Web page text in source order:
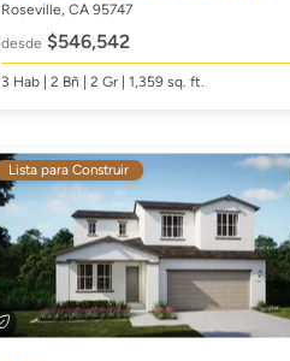
Roseville, CA 95747
desde $546,542
3 Hab| 2 Bñ | 2 Gr | 1,359 sq. ft.
Lista para Construir